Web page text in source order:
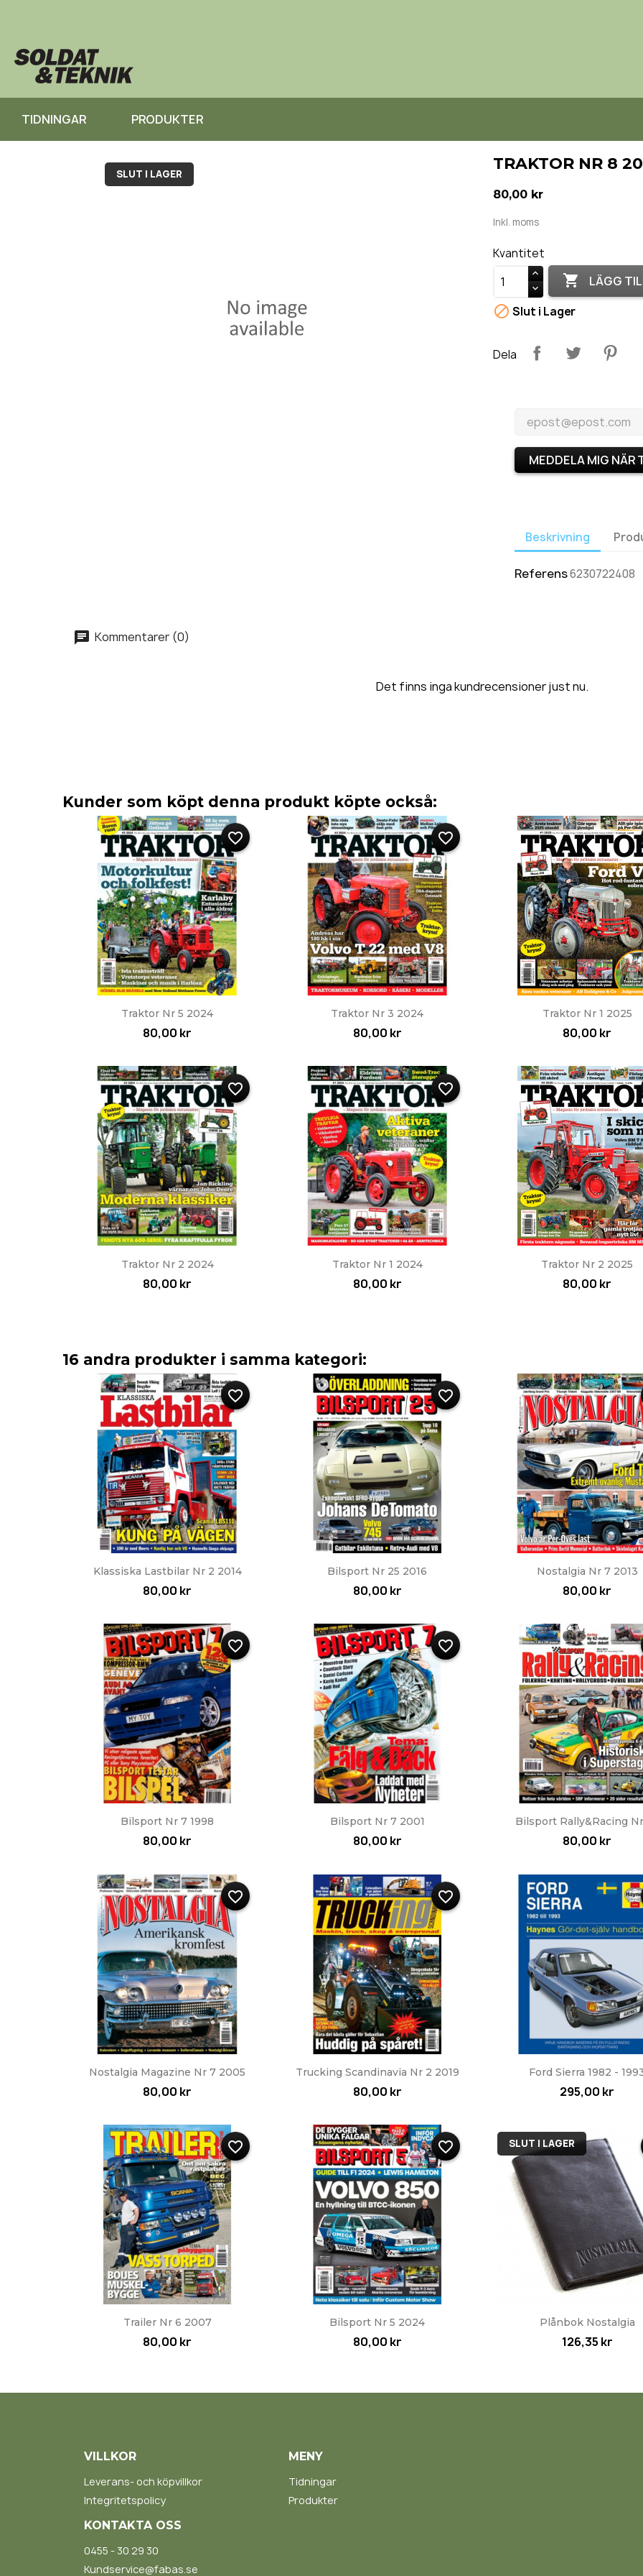
TIDNINGAR PRODUKTER
SLUT I LAGER
TRAKTOR NR 8
80,00 kr
Inkl. moms
Kvantitet
 LÄGG
 Slut i Lager
Dela
MEDDELA MIG NÄR
Beskrivning
Referens6230722408
Kommentarer (0)
Det finns inga kundrecensioner just nu.
Kunder som köpt denna produkt köpte också:
Snabbvy
Traktor Nr 5 2024
80,00 kr
favorite_border
Snabbvy
Traktor Nr 3 2024
80,00 kr
favorite_border
Snabbvy
Traktor Nr 1 2025
80,00 kr
Snabbvy
Traktor Nr 2 2024
80,00 kr
favorite_border
Snabbvy
Traktor Nr 1 2024
80,00 kr
favorite_border
Snabbvy
Traktor Nr 2 2025
80,00 kr
16 andra produkter i samma kategori:
Snabbvy
Klassiska Lastbilar Nr 2 2014
80,00 kr
favorite_border
Snabbvy
Bilsport Nr 25 2016
80,00 kr
favorite_border
Snabbvy
Nostalgia Nr 7 2013
80,00 kr
Snabbvy
Bilsport Nr 7 1998
80,00 kr
favorite_border
Snabbvy
Bilsport Nr 7 2001
80,00 kr
favorite_border
Snabbvy
Bilsport Rally&Racing Nr
80,00 kr
Snabbvy
Nostalgia Magazine Nr 7 2005
80,00 kr
favorite_border
Snabbvy
Trucking Scandinavia Nr 2 2019
80,00 kr
favorite_border
Snabbvy
Ford Sierra 1982 -
295,00 kr
Snabbvy
Trailer Nr 6 2007
80,00 kr
favorite_border
Snabbvy
Bilsport Nr 5 2024
80,00 kr
favorite_border
Snabbvy
Plånbok Nostalgia
126,35 kr
SLUT I LAGER
VILLKOR
Leverans- och köpvillkor
Integritetspolicy
MENY
Tidningar
Produkter
KONTAKTA OSS
0455 - 30 29 30
Kundservice@fabas.se